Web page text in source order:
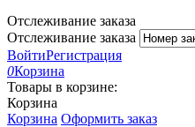
Отслеживание заказа
Отслеживание заказа
ВойтиРегистрация
0Корзина
Товары в корзине:
Корзина
Корзина Оформить заказ